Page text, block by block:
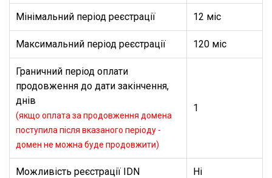
Мінімальний період реєстрації 12 міс
Максимальний період реєстрації 120 міс
Граничний період оплати
продовження до дати закінчення,
днів
(якщо оплата за продовження домена
поступила після вказаного періоду -
домен не можна буде продовжити)
1
Можливість реєстрації IDN Ні